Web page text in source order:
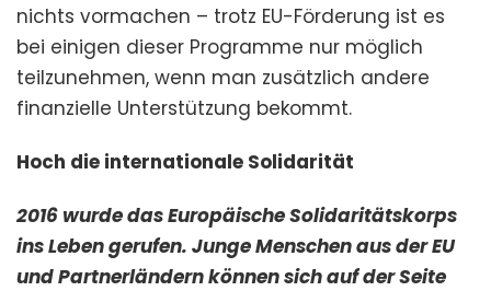
nichts vormachen – trotz EU-Förderung ist es
bei einigen dieser Programme nur möglich
teilzunehmen, wenn man zusätzlich andere
finanzielle Unterstützung bekommt.
Hoch die internationale Solidarität
2016 wurde das Europäische Solidaritätskorps
ins Leben gerufen. Junge Menschen aus der EU
und Partnerländern können sich auf der Seite